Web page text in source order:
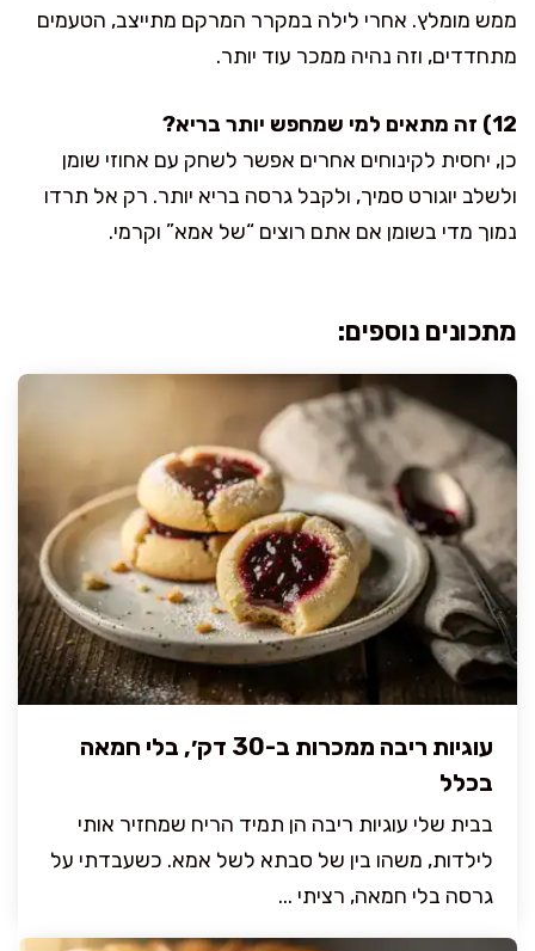
ממש מומלץ. אחרי לילה במקרר המרקם מתייצב, הטעמים
מתחדדים, וזה נהיה ממכר עוד יותר.
12) זה מתאים למי שמחפש יותר בריא?
כן, יחסית לקינוחים אחרים אפשר לשחק עם אחוזי שומן
ולשלב יוגורט סמיך, ולקבל גרסה בריא יותר. רק אל תרדו
נמוך מדי בשומן אם אתם רוצים “של אמא” וקרמי.
מתכונים נוספים:
עוגיות ריבה ממכרות ב-30 דק׳, בלי חמאה
בכלל
בבית שלי עוגיות ריבה הן תמיד הריח שמחזיר אותי
לילדות, משהו בין של סבתא לשל אמא. כשעבדתי על
גרסה בלי חמאה, רציתי ...